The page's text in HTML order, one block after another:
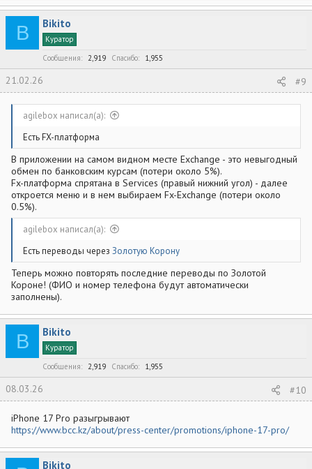
а
к
ц
и
B Bikito
Куратор
Сообщения
2,919 Спасибо 1,955
21.02.26 #9
agilebox написал(а):
Есть FX-платформа
В приложении на самом видном месте Exchange - это невыгодный
обмен по банковским курсам (потери около 5%).
Fx-платформа спрятана в Services (правый нижний угол) - далее
откроется меню и в нем выбираем Fx-Exchange (потери около
0.5%).
agilebox написал(а):
Есть переводы через Золотую Корону
Теперь можно повторять последние переводы по Золотой
Короне! (ФИО и номер телефона будут автоматически
заполнены).
B Bikito
Куратор
Сообщения
2,919 Спасибо 1,955
08.03.26 #10
iPhone 17 Pro разыгрывают
https://www.bcc.kz/about/press-center/promotions/iphone-17-pro/
Bikito